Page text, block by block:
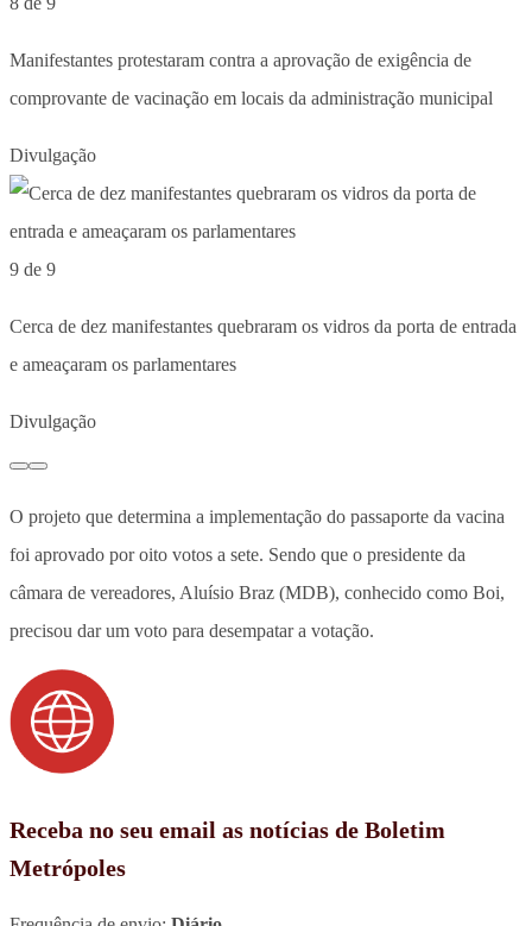
Manifestantes protestaram contra a aprovação de exigência de
comprovante de vacinação em locais da administração municipal
Divulgação
9 de 9
Cerca de dez manifestantes quebraram os vidros da porta de entrada
e ameaçaram os parlamentares
Divulgação
O projeto que determina a implementação do passaporte da vacina
foi aprovado por oito votos a sete. Sendo que o presidente da
câmara de vereadores, Aluísio Braz (MDB), conhecido como Boi,
precisou dar um voto para desempatar a votação.
Receba no seu email as notícias de Boletim
Metrópoles